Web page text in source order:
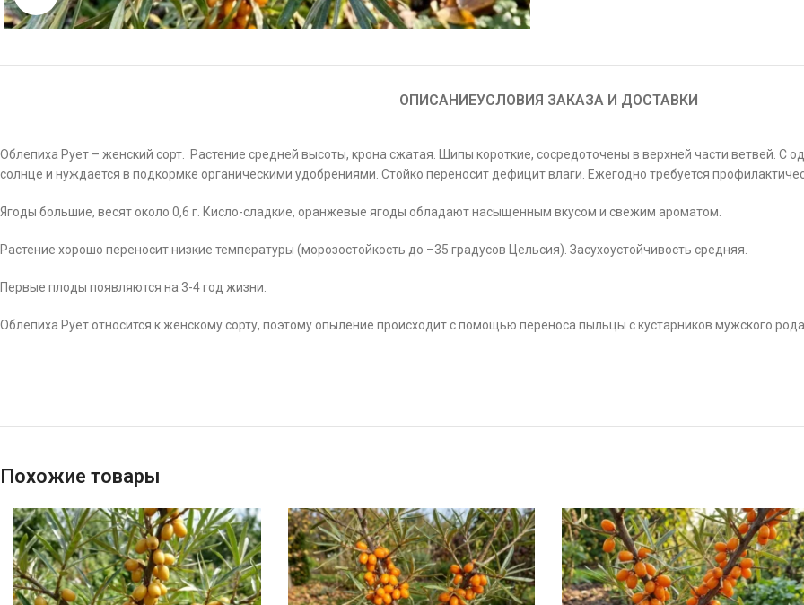
ОПИСАНИЕУСЛОВИЯ ЗАКАЗА И ДОСТАВКИ
Облепиха Рует – женский сорт. Растение средней высоты, крона сжатая. Шипы короткие, сосредоточены в верхней части ветвей. С
солнце и нуждается в подкормке органическими удобрениями. Стойко переносит дефицит влаги. Ежегодно требуется
Ягоды большие, весят около 0,6 г. Кисло-сладкие, оранжевые ягоды обладают насыщенным вкусом и свежим ароматом.
Растение хорошо переносит низкие температуры (морозостойкость до –35 градусов Цельсия). Засухоустойчивость средняя.
Первые плоды появляются на 3-4 год жизни.
Облепиха Рует относится к женскому сорту, поэтому опыление происходит с помощью переноса пыльцы с кустарников мужского
Похожие товары